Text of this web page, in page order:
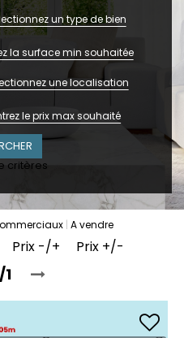
CLIENTun type de bien
une localisation
critères
A vendre
Prix -/+ Prix +/-
1